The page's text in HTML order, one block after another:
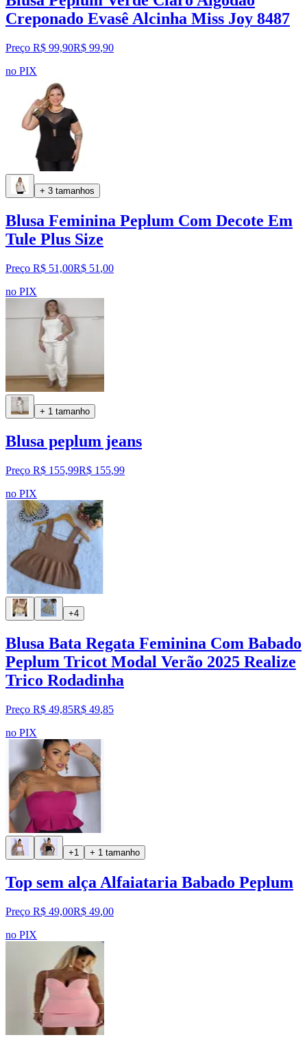
Creponado Evasê Alcinha Miss Joy 8487
Preço R$ 99,90R$ 99,90
no PIX
+ 3 tamanhos
Blusa Feminina Peplum Com Decote Em
Tule Plus Size
Preço R$ 51,00R$ 51 ,00
no PIX
+ 1 tamanho
Blusa peplum jeans
Preço R$ 155,99R$ 155,99
no PIX
+4
Blusa Bata Regata Feminina Com Babado
Peplum Tricot Modal Verão 2025 Realize
Trico Rodadinha
Preço R$ 49,85R$ 49,85
no PIX
+1 + 1 tamanho
Top sem alça Alfaiataria Babado Peplum
Preço R$ 49,00R$ 49,00
no PIX